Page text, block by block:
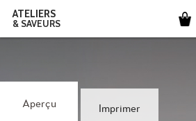
ATELIERS
& SAVEURS
COURS DE COCKTAILS
Aperçu Imprimer